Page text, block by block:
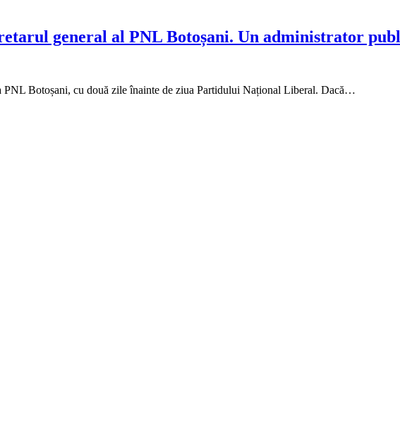
general al PNL Botoșani. Un administrator
Botoșani, cu două zile înainte de ziua Partidului Național Liberal. Dacă…